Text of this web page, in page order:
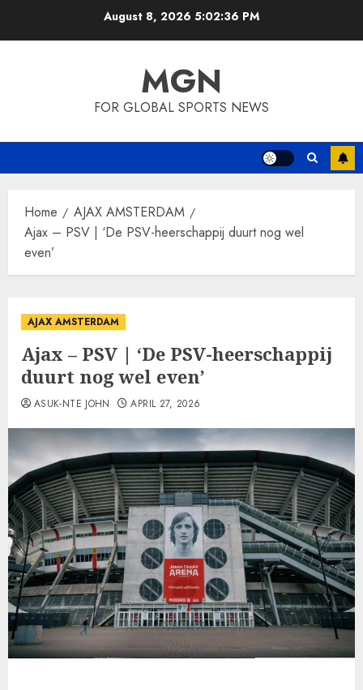
August 8, 20265:02:37 PM
MGN
FOR GLOBAL SPORTS NEWS
Home
AJAX AMSTERDAM
Ajax – PSV | ‘De PSV-heerschappij duurt nog wel
even’
AJAX AMSTERDAM
Ajax – PSV | ‘De PSV-heerschappij
duurt nog wel even’
ASUK-NTE JOHN APRIL 27, 2026